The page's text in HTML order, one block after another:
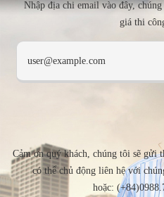
Nhập địa chi email vào đây,
giá thi
Cảm ơn quý khách, chúng tôi sẽ gửi
có thể chủ động liên hệ với
hoặc: